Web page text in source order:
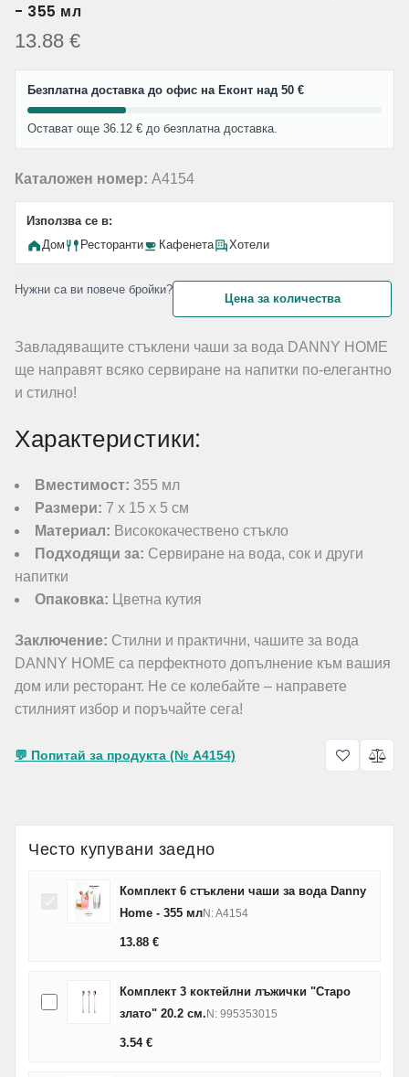
- 355 мл
13.88 €
Безплатна доставка до офис на Еконт над 50 €
Остават още 36.12 € до безплатна доставка.
Каталожен номер: A4154
Използва се в:
Дом
Ресторанти Кафенета Хотели
Нужни са ви повече бройки?
Цена за количества
Завладяващите стъклени чаши за вода DANNY HOME
ще направят всяко сервиране на напитки по-елегантно
и стилно!
Характеристики:
Вместимост: 355 мл
Размери: 7 х 15 х 5 см
Материал: Висококачествено стъкло
Подходящи за: Сервиране на вода, сок и други
напитки
Опаковка: Цветна кутия
Заключение: Стилни и практични, чашите за вода
DANNY HOME са перфектното допълнение към вашия
дом или ресторант. Не се колебайте – направете
стилният избор и поръчайте сега!
💬 Попитай за продукта (№ A4154)
Често купувани заедно
Комплект 6 стъклени чаши за вода Danny
Home - 355 млN: A4154
13.88 €
Комплект 3 коктейлни лъжички "Старо
злато" 20.2 см. N: 995353015
3.54 €